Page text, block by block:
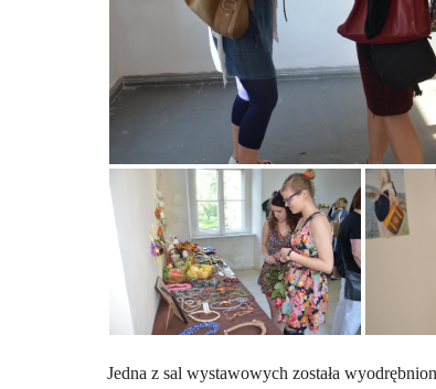
Jedna z sal wystawowych została